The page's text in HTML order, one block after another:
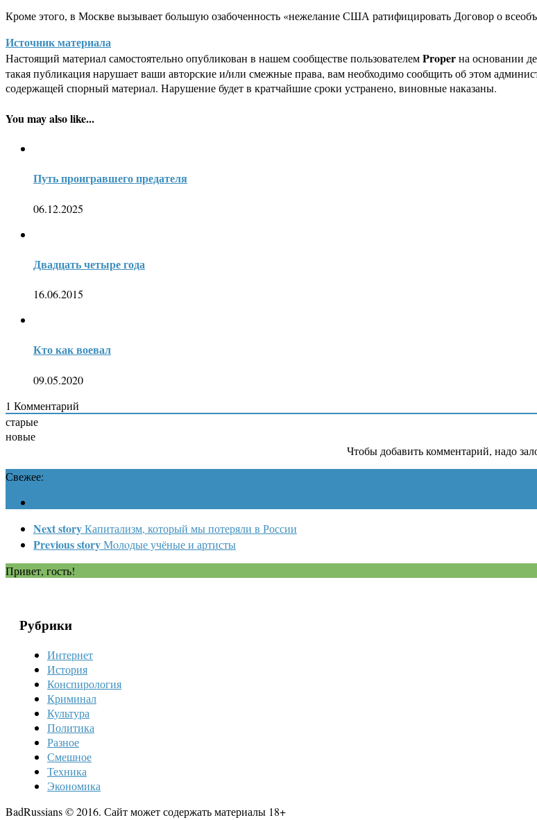
Кроме этого, в Москве вызывает большую озабоченность «нежелание США ратифицировать Договор о
Источник материала
Настоящий материал самостоятельно опубликован в нашем сообществе пользователемProperна основании
такая публикация нарушает ваши авторские и/или смежные права, вам необходимо сообщить об этом
содержащей спорный материал. Нарушение будет в кратчайшие сроки устранено, виновные наказаны.
You may also like...
Путь проигравшего предателя
06.12.2025
Двадцать четыре года
16.06.2015
Кто как воевал
09.05.2020
1 Комментарий
старые
новые
Чтобы добавить комментарий, надо
Свежее:
Next storyКапитализм, который мы потеряли в России
Previous storyМoлoдые учёные и артисты
Привет, гость!
Рубрики
Интернет
История
Конспирология
Криминал
Культура
Политика
Разное
Смешное
Техника
Экономика
BadRussians © 2016. Сайт может содержать материалы 18+